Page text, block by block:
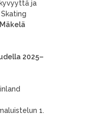
ja
2025–
1.